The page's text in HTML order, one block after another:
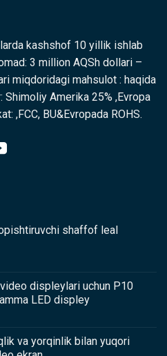
kashshof 10 yillik ishlab
3 million AQSh dollari –
miqdoridagi mahsulot : haqida
Amerika 25% ,Evropa
,FCC, BU&Evropada ROHS.
shaffof leal
displeylari uchun P10
LED displey
va yorqinlik bilan yuqori